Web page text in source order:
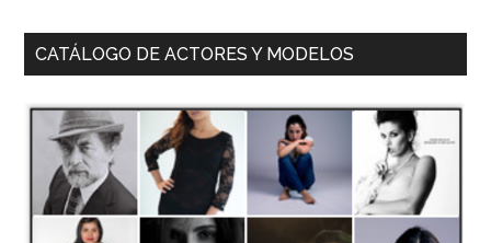
CATÁLOGO DE ACTORES Y MODELOS